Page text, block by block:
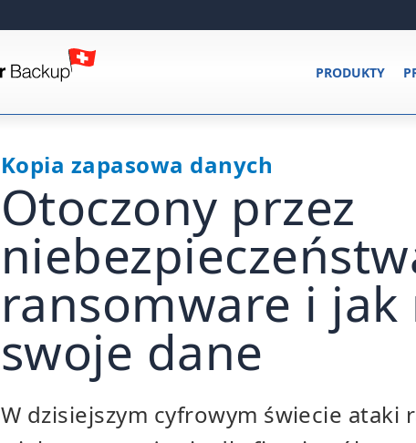
PRODUKTY
Kopia zapasowa danych
Otoczony przez
ransomware i jak
swoje dane
W dzisiejszym cyfrowym świecie ataki